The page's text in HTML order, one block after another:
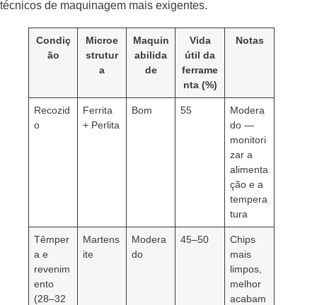
técnicos de maquinagem mais exigentes.
Condiç
ão
Microe
strutur
a
Maquin
abilida
de
Vida
útil da
ferrame
nta (%)
Notas
Recozid
o
Ferrita
+ Perlita
Bom 55
Modera
do —
monitori
zar a
alimenta
ção e a
tempera
tura
Têmper
a e
revenim
ento
(28–32
Martens
ite
Modera
do
45–50
Chips
mais
limpos,
melhor
acabam